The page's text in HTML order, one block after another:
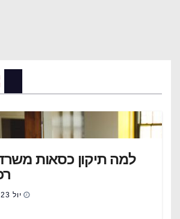
למה תיקון כסאות
יול 23, 2026